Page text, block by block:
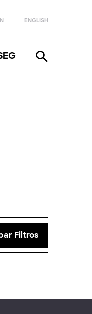
ENGLISH
Filtros